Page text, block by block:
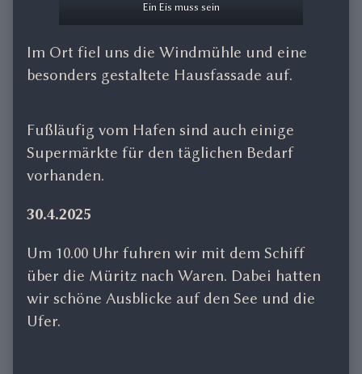
Ein Eis muss sein
Im Ort fiel uns die Windmühle und eine
besonders gestaltete Hausfassade auf.
Fußläufig vom Hafen sind auch einige
Supermärkte für den täglichen Bedarf
vorhanden.
30.4.2025
Um 10.00 Uhr fuhren wir mit dem Schiff
über die Müritz nach Waren. Dabei hatten
wir schöne Ausblicke auf den See und die
Ufer.